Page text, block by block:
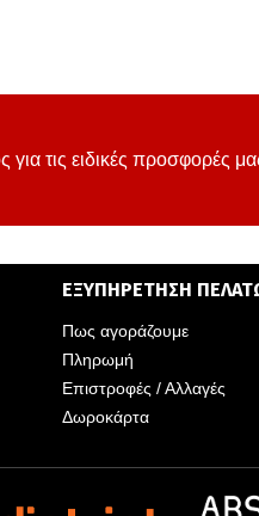
τις ειδικές προσφορές
ΕΞΥΠΗΡΕΤΗΣΗ
Πως αγοράζουμε
Πληρωμή
Επιστροφές / Αλλαγές
Δωροκάρτα